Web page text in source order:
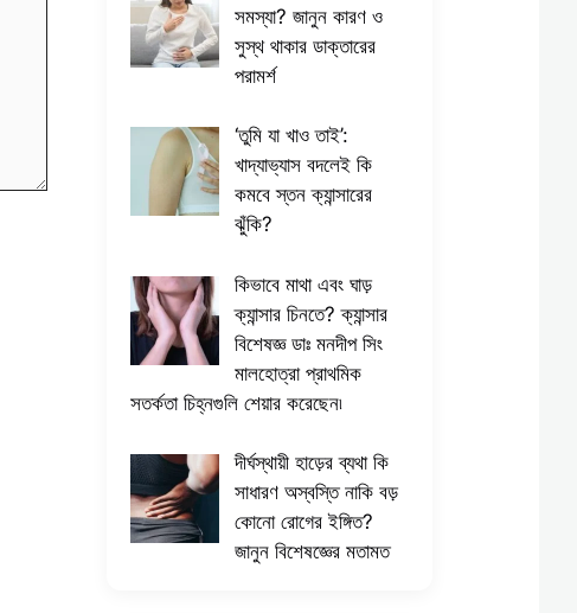
সমস্যা? জানুন কারণ ও
সুস্থ থাকার ডাক্তারের
পরামর্শ
​‘তুমি যা খাও তাই’:
খাদ্যাভ্যাস বদলেই কি
কমবে স্তন ক্যান্সারের
ঝুঁকি?
কিভাবে মাথা এবং ঘাড়
ক্যান্সার চিনতে? ক্যান্সার
বিশেষজ্ঞ ডাঃ মনদীপ সিং
মালহোত্রা প্রাথমিক
সতর্কতা চিহ্নগুলি শেয়ার করেছেন৷
দীর্ঘস্থায়ী হাড়ের ব্যথা কি
সাধারণ অস্বস্তি নাকি বড়
কোনো রোগের ইঙ্গিত?
জানুন বিশেষজ্ঞের মতামত